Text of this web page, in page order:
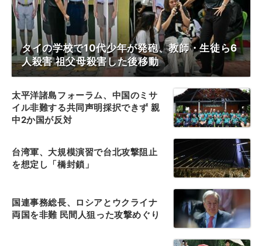
タイの学校で10代少年が発砲、教師・生徒ら6
人殺害 祖父母殺害した後移動
太平洋諸島フォーラム、中国のミサ
イル非難する共同声明採択できず 親
中2か国が反対
台湾軍、大規模演習で台北攻撃阻止
を想定し「橋封鎖」
国連事務総長、ロシアとウクライナ
両国を非難 民間人狙った攻撃めぐり